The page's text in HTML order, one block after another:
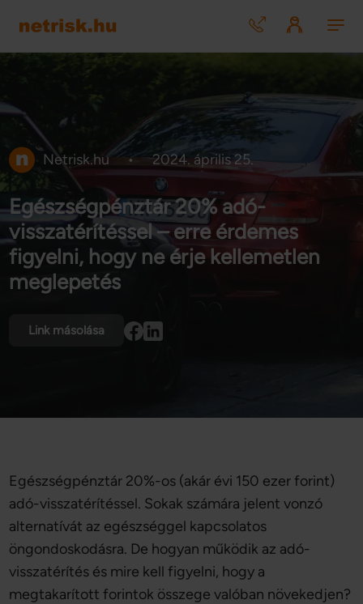
Netrisk.hu • 2024. április 25.
Egészségpénztár 20% adó-
visszatérítéssel – erre érdemes
figyelni, hogy ne érje kellemetlen
meglepetés
Link másolása
Egészségpénztár 20%-os (akár évi 150 ezer forint)
adó-visszatérítéssel. Sokak számára jelent vonzó
alternatívát az egészséggel kapcsolatos
öngondoskodásra. De hogyan működik az adó-
visszatérítés és mire kell figyelni, hogy a
megtakarított forintok összege valóban növekedjen?